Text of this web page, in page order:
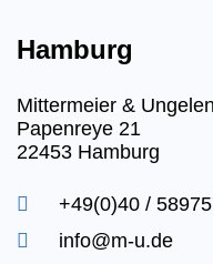
Hamburg
Mittermeier &
Papenreye 21
22453 Hamburg
+49(0)40 /
info@m-u.de